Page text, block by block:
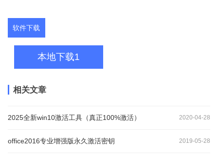
软件下载
本地下载1
相关文章
2025全新win10激活工具（真正100%激活） 2020-04-28
office2016专业增强版永久激活密钥 2019-05-28